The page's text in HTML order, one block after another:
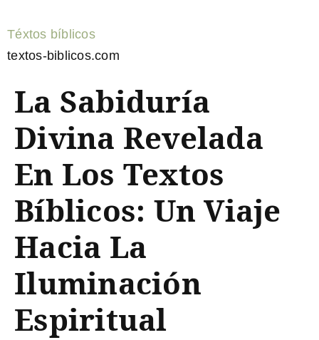
Téxtos bíblicos
textos-biblicos.com
La Sabiduría
Divina Revelada
En Los Textos
Bíblicos: Un Viaje
Hacia La
Iluminación
Espiritual